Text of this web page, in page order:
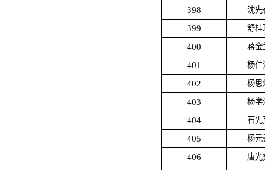
398 沈先
399 舒桂
400 蒋金
401 杨仁
402 杨思
403 杨学
404 石先
405 杨元
406 唐光